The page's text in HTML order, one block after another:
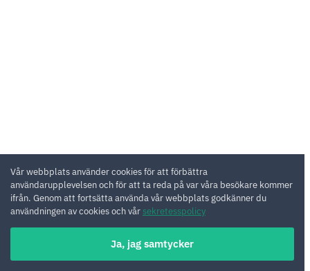
Vår webbplats använder cookies för att förbättra
användarupplevelsen och för att ta reda på var våra besökare kommer
ifrån. Genom att fortsätta använda vår webbplats godkänner du
användningen av cookies och vår sekretesspolicy
Ja, jag samtycker